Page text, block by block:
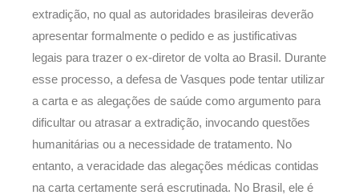
extradição, no qual as autoridades brasileiras deverão
apresentar formalmente o pedido e as justificativas
legais para trazer o ex-diretor de volta ao Brasil. Durante
esse processo, a defesa de Vasques pode tentar utilizar
a carta e as alegações de saúde como argumento para
dificultar ou atrasar a extradição, invocando questões
humanitárias ou a necessidade de tratamento. No
entanto, a veracidade das alegações médicas contidas
na carta certamente será escrutinada. No Brasil, ele é